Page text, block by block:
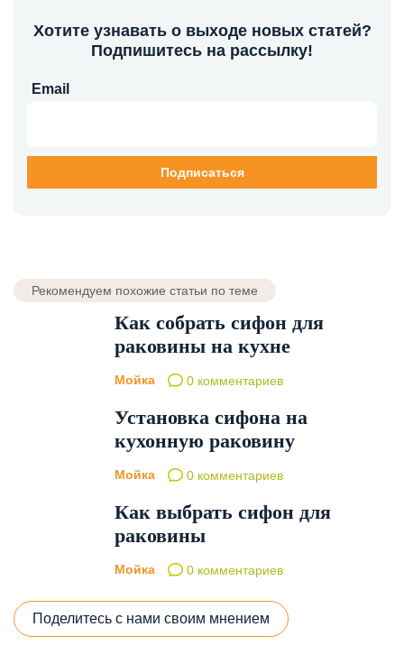
Хотите узнавать о выходе новых статей?
Подпишитесь на рассылку!
Email
Рекомендуем похожие статьи по теме
Как собрать сифон для
раковины на кухне
Мойка 0 комментариев
Установка сифона на
кухонную раковину
Мойка 0 комментариев
Как выбрать сифон для
раковины
Мойка 0 комментариев
Поделитесь с нами своим мнением